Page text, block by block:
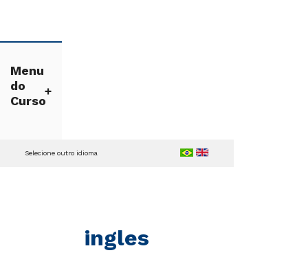
Menu
do
Curso
ingles
Selecione outro idioma